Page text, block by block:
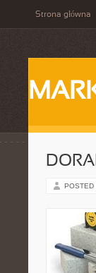
Strona główna
POSTED